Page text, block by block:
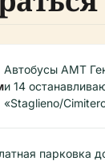
Автобусы AMT
и 14
«Staglieno/
парковка